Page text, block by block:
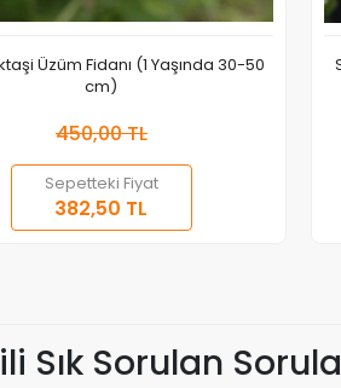
Üzüm Fidanı (1 Yaşında 30-50
cm)
450,00 TL
Sepetteki Fiyat
382,50 TL
Adet
Sepete Ekle
Sık Sorulan